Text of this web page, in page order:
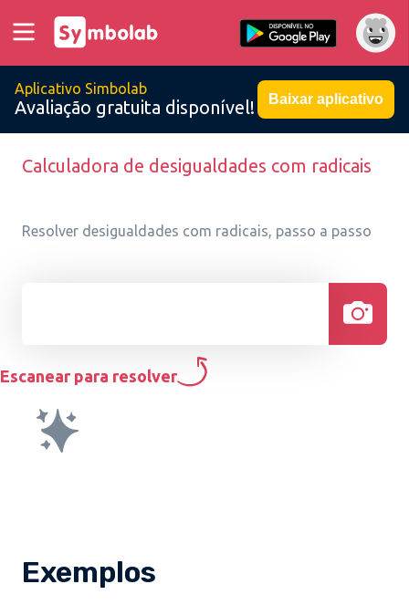
Aplicativo Simbolab
Avaliação gratuita disponível! Baixar aplicativo
Calculadora de desigualdades com radicais
Resolver desigualdades com radicais, passo a passo
Escanear para resolver
Exemplos